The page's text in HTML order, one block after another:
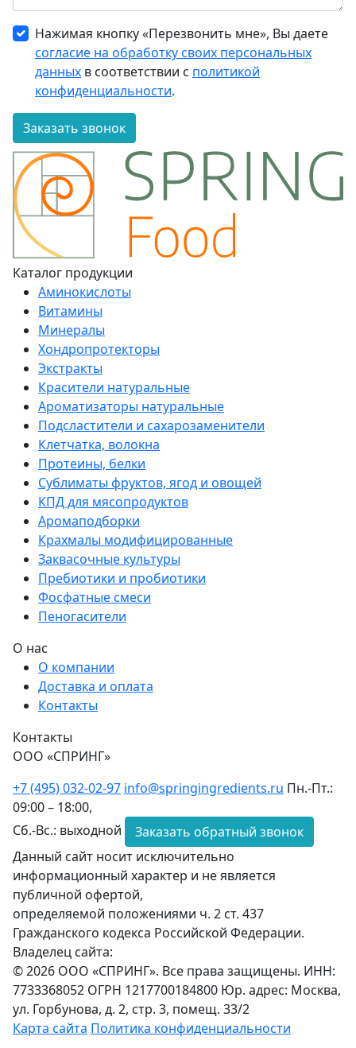
Нажимая кнопку «Перезвонить мне», Вы даете
согласие на обработку своих персональных
данных в соответствии с политикой
конфиденциальности.
Заказать звонок
Каталог продукции
Аминокислоты
Витамины
Минералы
Хондропротекторы
Экстракты
Красители натуральные
Ароматизаторы натуральные
Подсластители и сахарозаменители
Клетчатка, волокна
Протеины, белки
Сублиматы фруктов, ягод и овощей
КПД для мясопродуктов
Аромаподборки
Крахмалы модифицированные
Заквасочные культуры
Пребиотики и пробиотики
Фосфатные смеси
Пеногасители
О нас
О компании
Доставка и оплата
Контакты
Контакты
ООО «СПРИНГ»
+7 (495) 032-02-97 info@springingredients.ru Пн.-Пт.:
09:00 – 18:00,
Сб.-Вс.: выходной
Заказать обратный звонок
Данный сайт носит исключительно
информационный характер и не является
публичной офертой,
определяемой положениями ч. 2 ст. 437
Гражданского кодекса Российской Федерации.
Владелец сайта:
© 2026 ООО «СПРИНГ». Все права защищены. ИНН:
7733368052 ОГРН 1217700184800 Юр. адрес: Москва,
ул. Горбунова, д. 2, стр. 3, помещ. 33/2
Карта сайта Политика конфиденциальности